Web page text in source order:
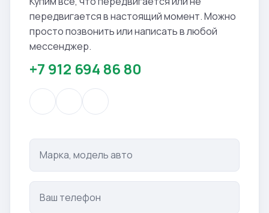
передвигается в настоящий момент. Можно
просто позвонить или написать в любой
мессенджер.
+7 912 694 86 80